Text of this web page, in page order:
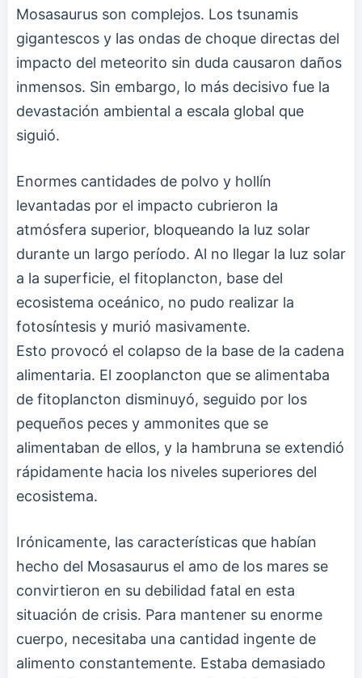
Mosasaurus son complejos. Los tsunamis
gigantescos y las ondas de choque directas del
impacto del meteorito sin duda causaron daños
inmensos. Sin embargo, lo más decisivo fue la
devastación ambiental a escala global que
siguió.
Enormes cantidades de polvo y hollín
levantadas por el impacto cubrieron la
atmósfera superior, bloqueando la luz solar
durante un largo período. Al no llegar la luz solar
a la superficie, el fitoplancton, base del
ecosistema oceánico, no pudo realizar la
fotosíntesis y murió masivamente.
Esto provocó el colapso de la base de la cadena
alimentaria. El zooplancton que se alimentaba
de fitoplancton disminuyó, seguido por los
pequeños peces y ammonites que se
alimentaban de ellos, y la hambruna se extendió
rápidamente hacia los niveles superiores del
ecosistema.
Irónicamente, las características que habían
hecho del Mosasaurus el amo de los mares se
convirtieron en su debilidad fatal en esta
situación de crisis. Para mantener su enorme
cuerpo, necesitaba una cantidad ingente de
alimento constantemente. Estaba demasiado